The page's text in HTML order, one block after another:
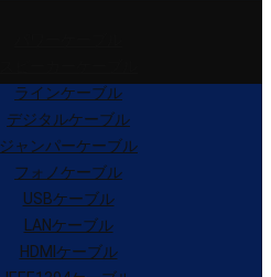
ラインケーブル
デジタルケーブル
ジャンパーケーブル
フォノケーブル
USBケーブル
LANケーブル
HDMIケーブル